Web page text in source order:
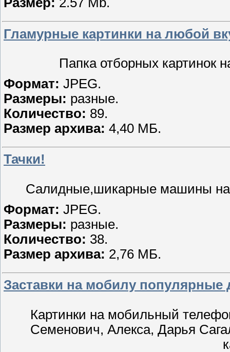
Гламурные картинки на любой
Папка отборных картинок
Формат: JPEG.
Размеры: разные.
Количество: 89.
Размер архива: 4,40 МБ.
Тачки!
Салидные,шикарные машины на
Формат: JPEG.
Размеры: разные.
Количество: 38.
Размер архива: 2,76 МБ.
Заставки на мобилу популярные
Картинки на мобильный
Семенович, Алекса, Дарья